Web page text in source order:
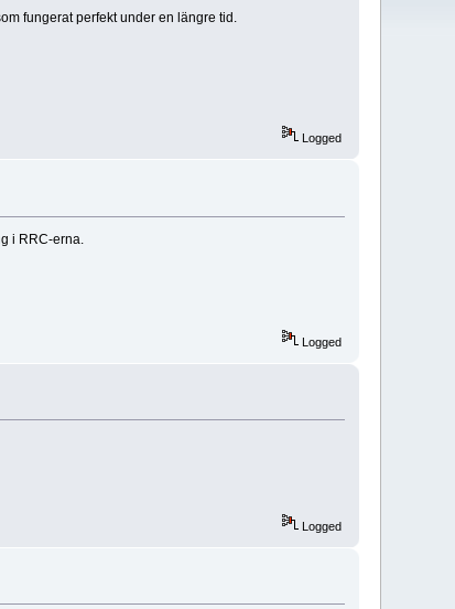
fungerat perfekt under en längre tid.
Logged
i RRC-erna.
Logged
Logged